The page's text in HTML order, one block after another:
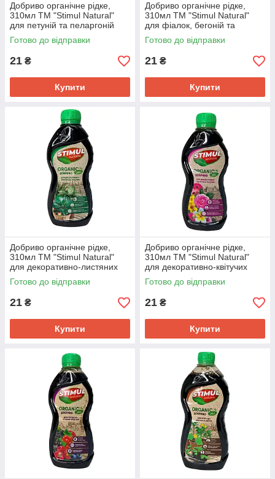
Добриво органічне рідке,
310мл ТМ "Stimul Natural"
для петуній та пеларгоній
Готово до відправки
21 ₴
Купити
Добриво органічне рідке,
310мл ТМ "Stimul Natural"
для фіалок, бегоній та
примул
Готово до відправки
21 ₴
Купити
Добриво органічне рідке,
310мл ТМ "Stimul Natural"
для декоративно-листяних
рослин
Готово до відправки
21 ₴
Купити
Добриво органічне рідке,
310мл ТМ "Stimul Natural"
для декоративно-квітучих
рослин
Готово до відправки
21 ₴
Купити